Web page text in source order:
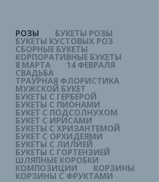
РОЗЫ БУКЕТЫ РОЗЫ
БУКЕТЫ КУСТОВЫХ РОЗ
СБОРНЫЕ БУКЕТЫ
КОРПОРАТИВНЫЕ БУКЕТЫ
8 МАРТА 14 ФЕВРАЛЯ
СВАДЬБА
ТРАУРНАЯ ФЛОРИСТИКА
МУЖСКОЙ БУКЕТ
БУКЕТЫ С ГЕРБЕРОЙ
БУКЕТЫ С ПИОНАМИ
БУКЕТ С ПОДСОЛНУХОМ
БУКЕТ С ИРИСАМИ
БУКЕТЫ С ХРИЗАНТЕМОЙ
БУКЕТ С ОРХИДЕЯМИ
БУКЕТЫ С ЛИЛИЕЙ
БУКЕТЫ С ГОРТЕНЗИЕЙ
ШЛЯПНЫЕ КОРОБКИ
КОМПОЗИЦИИ КОРЗИНЫ
КОРЗИНЫ С ФРУКТАМИ